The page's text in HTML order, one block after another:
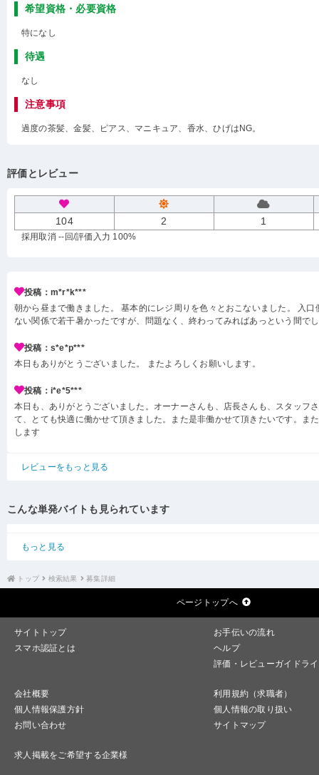
希望資格・必要資格
特になし
待遇
なし
注意事項
過度の茶髪、金髪、ピアス、マニキュア、香水、ひげはNG。
評価とレビュー
104 2 1
採用取消 --回/評価入力 100%
投稿：m*r*k***
朝から昼まで働きました。 基本的にレジ周りを色々とおこないました。 入口
ない関係で若干暑かったですが、問題なく、終わってみればあっという間で
投稿：s*e*p***
本日もありがとうございました。 またよろしくお願いします。
投稿：i*e*5***
本日も、ありがとうございました。オーナーさんも、店長さんも、スタッフ
て、とても快適に働かせて頂きました。また是非働かせて頂きたいです。ま
します
レビューをもっと見る
こんな単発バイトも見られています
もっと見る
トップ 検索結果 募集詳細
ページトップへ
サイトトップ
お手伝いの流れ
スマホ認証とは
ヘルプ
評価・レビューガイドラ
会社概要
利用規約（求職者）
個人情報保護方針
個人情報の取り扱い
お問い合わせ
サイトマップ
求人掲載をご希望する企業様